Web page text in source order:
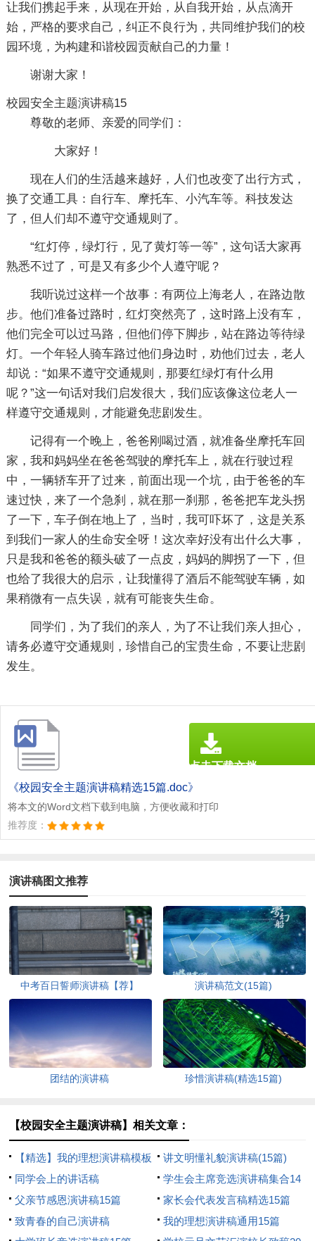
让我们携起手来，从现在开始，从自我开始，从点滴开
始，严格的要求自己，纠正不良行为，共同维护我们的校
园环境，为构建和谐校园贡献自己的力量！
谢谢大家！
校园安全主题演讲稿15
尊敬的老师、亲爱的同学们：
大家好！
现在人们的生活越来越好，人们也改变了出行方式，
换了交通工具：自行车、摩托车、小汽车等。科技发达
了，但人们却不遵守交通规则了。
“红灯停，绿灯行，见了黄灯等一等”，这句话大家再
熟悉不过了，可是又有多少个人遵守呢？
我听说过这样一个故事：有两位上海老人，在路边散
步。他们准备过路时，红灯突然亮了，这时路上没有车，
他们完全可以过马路，但他们停下脚步，站在路边等待绿
灯。一个年轻人骑车路过他们身边时，劝他们过去，老人
却说：“如果不遵守交通规则，那要红绿灯有什么用
呢？”这一句话对我们启发很大，我们应该像这位老人一
样遵守交通规则，才能避免悲剧发生。
记得有一个晚上，爸爸刚喝过酒，就准备坐摩托车回
家，我和妈妈坐在爸爸驾驶的摩托车上，就在行驶过程
中，一辆轿车开了过来，前面出现一个坑，由于爸爸的车
速过快，来了一个急刹，就在那一刹那，爸爸把车龙头拐
了一下，车子倒在地上了，当时，我可吓坏了，这是关系
到我们一家人的生命安全呀！这次幸好没有出什么大事，
只是我和爸爸的额头破了一点皮，妈妈的脚拐了一下，但
也给了我很大的启示，让我懂得了酒后不能驾驶车辆，如
果稍微有一点失误，就有可能丧失生命。
同学们，为了我们的亲人，为了不让我们亲人担心，
请务必遵守交通规则，珍惜自己的宝贵生命，不要让悲剧
发生。
《校园安全主题演讲稿精选15篇.doc》
将本文的Word文档下载到电脑，方便收藏和打印
推荐度：
点击下载文档
文档为doc格式
演讲稿图文推荐
中考百日誓师演讲稿【荐】 演讲稿范文(15篇)
团结的演讲稿 珍惜演讲稿(精选15篇)
【校园安全主题演讲稿】相关文章：
【精选】我的理想演讲稿模板
汇编9篇
讲文明懂礼貌演讲稿(15篇)
同学会上的讲话稿
学生会主席竞选演讲稿集合14
篇
父亲节感恩演讲稿15篇
家长会代表发言稿精选15篇
致青春的自己演讲稿
我的理想演讲稿通用15篇